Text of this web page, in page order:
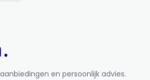
en persoonlijk advies.